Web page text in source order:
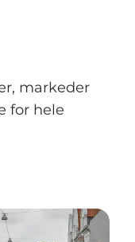
markeder
for hele